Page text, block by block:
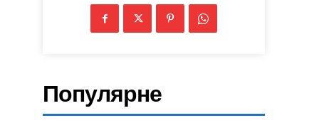
Популярне